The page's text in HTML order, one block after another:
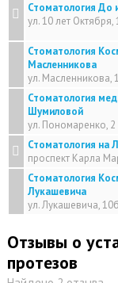
Стоматология До
ул. 10 лет Октября,
Стоматология
Масленникова
ул. Масленникова,
Стоматология
Шумиловой
ул. Пономаренко, 2
Стоматология на
проспект Карла
Стоматология
Лукашевича
ул. Лукашевича, 10б
Отзывы о
протезов